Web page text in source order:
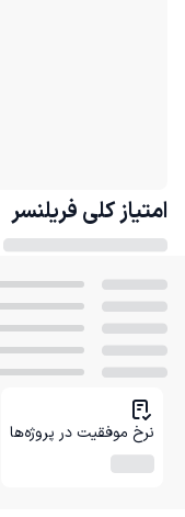
امتیاز کلی فریلنسر
نرخ موفقیت در پروژه‌ها